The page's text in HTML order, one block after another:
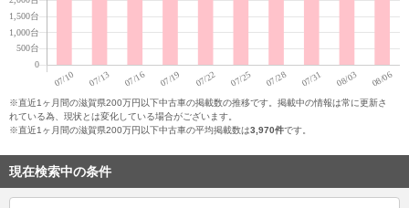
※直近1ヶ月間の滋賀県200万円以下中古車の掲載数の推移です。掲載中の情報は常に更新さ
れている為、現状とは変化している場合がございます。
※直近1ヶ月間の滋賀県200万円以下中古車の平均掲載数は3,970件です。
現在検索中の条件